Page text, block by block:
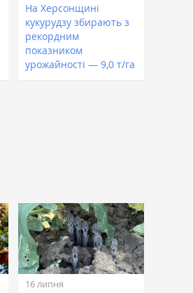
На Херсонщині
кукурудзу збирають з
рекордним
показником
урожайності — 9,0 т/га
16 липня